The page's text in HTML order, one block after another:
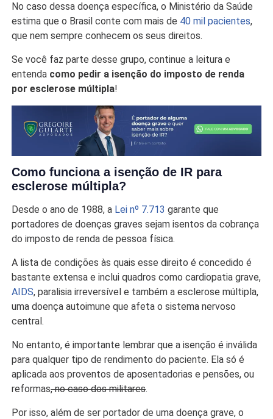
No caso dessa doença específica, o Ministério da Saúde
estima que o Brasil conte com mais de 40 mil pacientes,
que nem sempre conhecem os seus direitos.
Se você faz parte desse grupo, continue a leitura e
entenda como pedir a isenção do imposto de renda
por esclerose múltipla!
Como funciona a isenção de IR para
esclerose múltipla?
Desde o ano de 1988, a Lei nº 7.713 garante que
portadores de doenças graves sejam isentos da cobrança
do imposto de renda de pessoa física.
A lista de condições às quais esse direito é concedido é
bastante extensa e inclui quadros como cardiopatia grave,
AIDS, paralisia irreversível e também a esclerose múltipla,
uma doença autoimune que afeta o sistema nervoso
central.
No entanto, é importante lembrar que a isenção é inválida
para qualquer tipo de rendimento do paciente. Ela só é
aplicada aos proventos de aposentadorias e pensões, ou
reformas, no caso dos militares.
Por isso, além de ser portador de uma doença grave, o